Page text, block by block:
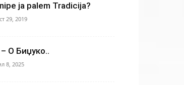
ja palem Tradicija?
29, 2019
О Биџуко..
8, 2025